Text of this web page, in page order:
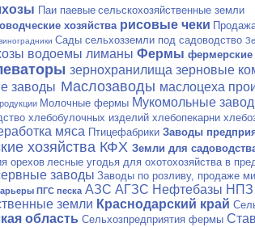
Паи паевые сельскохозяйственные земли
хозяйства рисовые чеки
Сады сельхозземли под садоводство
водоемы лиманы Фермы фермерские
зернохранилища зерновые
заводы Маслозаводы маслоцеха
Молочные фермы Мукомольные
хлебобулочных изделий хлебопекарни
мяса Птицефабрики Заводы
хозяйства КФХ Земли для
ореховлесные угодья для охотохозяйства в
заводы Заводы по розливу, продаже
ПГС песка АЗС АГЗС Нефтебазы НПЗ
земли Краснодарский край
область Сельхозпредприятия фермы